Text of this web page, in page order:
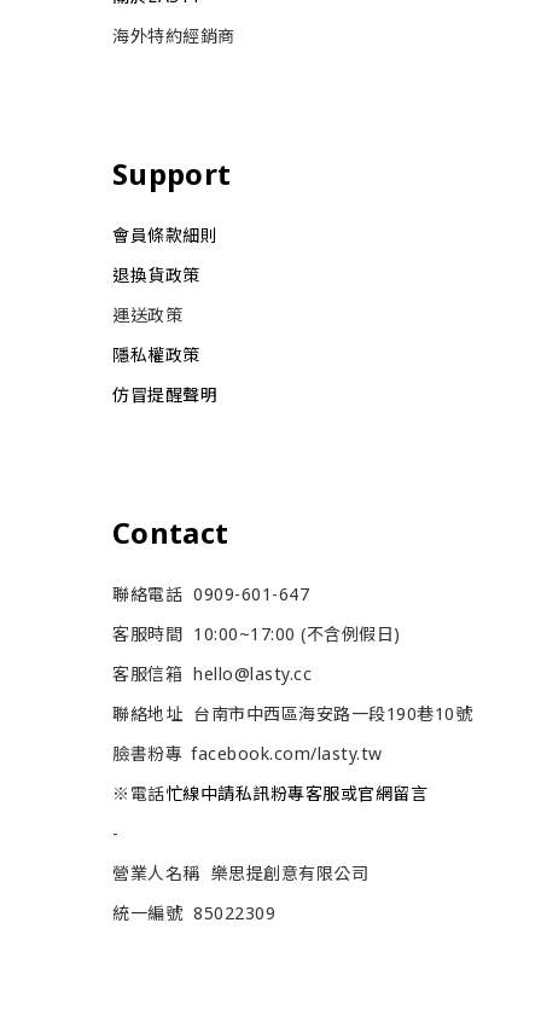
海外特約經銷商
Support
會員條款細則
退換貨政策
運送政策
隱私權政策
仿冒提醒聲明
Contact
聯絡電話 0909-601-647
客服時間 10:00~17:00 (不含例假日)
客服信箱 hello@lasty.cc
聯絡地址 台南市中西區海安路一段190巷10號
臉書粉專 facebook.com/lasty.tw
※電話忙線中請私訊粉專客服或官網留言
-
營業人名稱 樂思提創意有限公司
統一編號 85022309